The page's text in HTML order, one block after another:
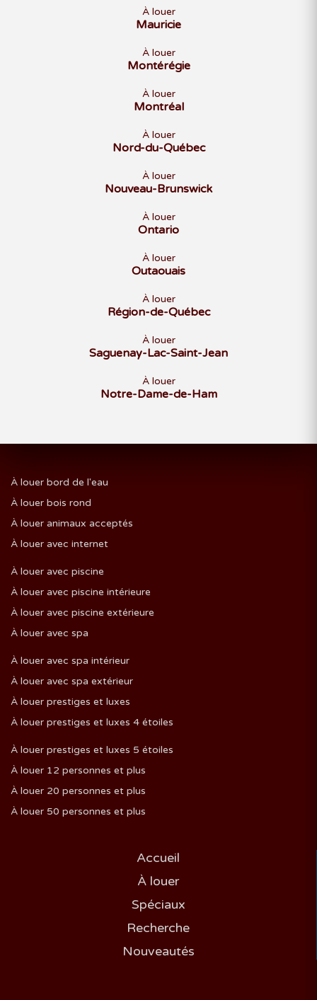
À louer
Mauricie
À louer
Montérégie
À louer
Montréal
À louer
Nord-du-Québec
À louer
Nouveau-Brunswick
À louer
Ontario
À louer
Outaouais
À louer
Région-de-Québec
À louer
Saguenay-Lac-Saint-Jean
À louer
Notre-Dame-de-Ham
À louer bord de l'eau
À louer bois rond
À louer animaux acceptés
À louer avec internet
À louer avec piscine
À louer avec piscine intérieure
À louer avec piscine extérieure
À louer avec spa
À louer avec spa intérieur
À louer avec spa extérieur
À louer prestiges et luxes
À louer prestiges et luxes 4 étoiles
À louer prestiges et luxes 5 étoiles
À louer 12 personnes et plus
À louer 20 personnes et plus
À louer 50 personnes et plus
Accueil
À louer
Spéciaux
Recherche
Nouveautés